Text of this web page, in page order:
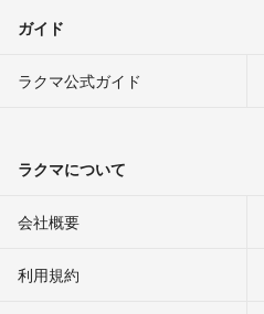
ガイド
ラクマ公式ガイド
ラクマについて
会社概要
利用規約